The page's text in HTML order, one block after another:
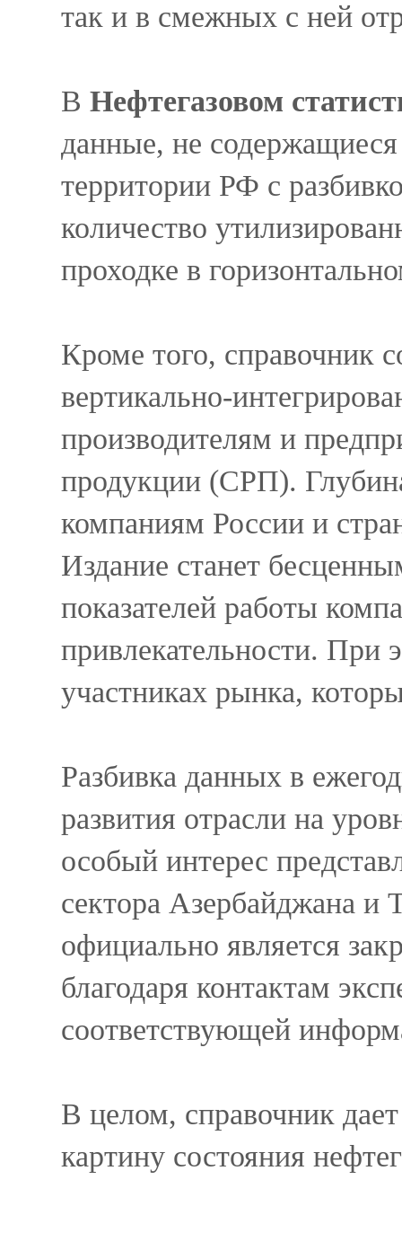
так и в смежных с ней
В Нефтегазовом
данные, не
территории РФ с
количество
проходке в
Кроме того, справочник
вертикально-
производителям и
продукции (СРП).
компаниям России и
Издание станет
показателей работы
привлекательности. При
участниках рынка,
Разбивка данных в
развития отрасли на
особый интерес
сектора Азербайджана и
официально является
благодаря контактам
соответствующей
В целом, справочник
картину состояния